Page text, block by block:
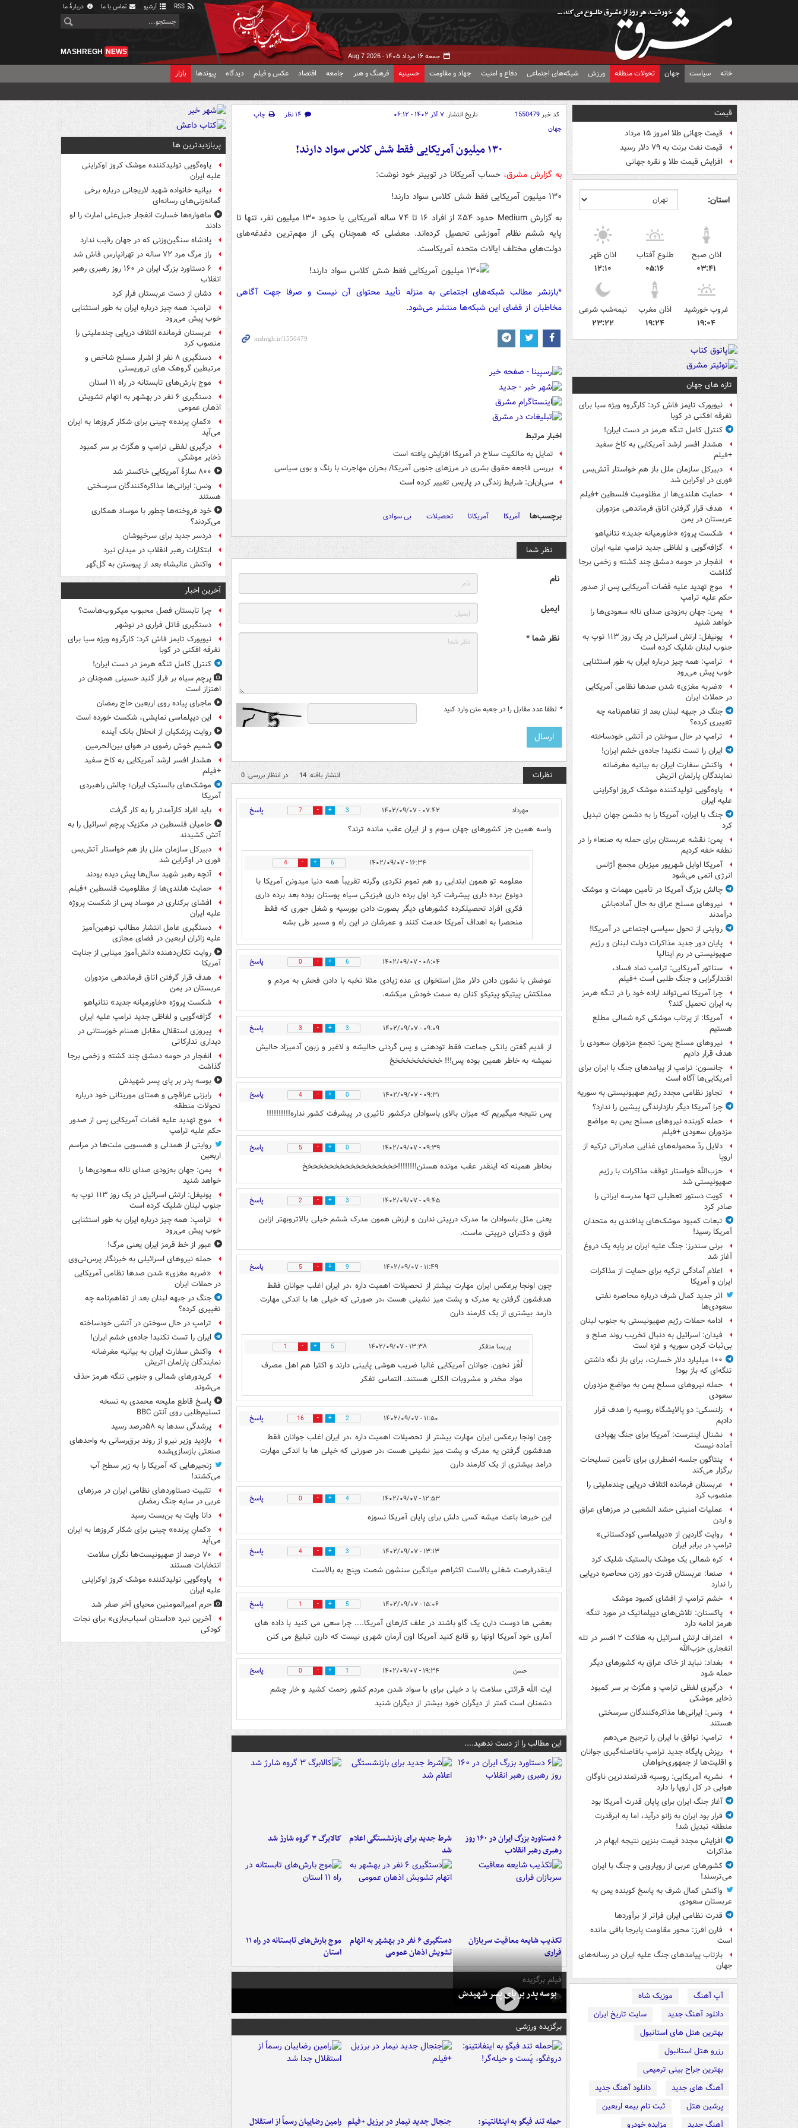
آرشیو تماس با ما دربارهٔ ما
جمعه ۱۶ مرداد ۱۴۰۵ - Aug 7 2026
MASHREGH NEWS
خانه سیاست جهان تحولات منطقه ورزش شبکه‌های اجتماعی دفاع و امنیت جهاد و مقاومت حسینیه فرهنگ و هنر جامعه اقتصاد عکس و فیلم دیدگاه پیوندها بازار
قیمت
قیمت جهانی طلا امروز ۱۵ مرداد
قیمت نفت برنت به ۷۹ دلار رسید
افزایش قیمت طلا و نقره جهانی
استان:
اذان صبح
۰۳:۴۱
طلوع آفتاب
۰۵:۱۶
اذان ظهر
۱۲:۱۰
غروب خورشید
۱۹:۰۴
اذان مغرب
۱۹:۲۴
نیمه‌شب شرعی
۲۳:۲۲
تازه های جهان
نیویورک تایمز فاش کرد: کارگروه ویژه سیا برای
تفرقه افکنی در کوبا
کنترل کامل تنگه هرمز در دست ایران!
هشدار افسر ارشد آمریکایی به کاخ سفید
+فیلم
دبیرکل سازمان ملل باز هم خواستار آتش‌بس
فوری در اوکراین شد
حمایت هلندی‌ها از مظلومیت فلسطین +فیلم
هدف قرار گرفتن اتاق‌ فرماندهی مزدوران
عربستان در یمن
شکست پروژه «خاورمیانه جدید» نتانیاهو
گزافه‌گویی و لفاظی جدید ترامپ علیه ایران
انفجار در حومه دمشق چند کشته و زخمی برجا
گذاشت
موج تهدید علیه قضات آمریکایی پس از صدور
حکم علیه ترامپ
یمن: جهان به‌زودی صدای ناله سعودی‌ها را
خواهد شنید
یونیفل: ارتش اسرائیل در یک روز ۱۱۳ توپ به
جنوب لبنان شلیک کرده است
ترامپ: همه چیز درباره ایران به طور استثنایی
خوب پیش می‌رود
«ضربه مغزی» شدن صدها نظامی آمریکایی
در حملات ایران
جنگ در جبهه لبنان بعد از تفاهم‌نامه چه
تغییری کرده؟
ترامپ در حال سوختن در آتشی خودساخته
ایران را تست نکنید! جاده‌ی خشم ایران!
واکنش سفارت ایران به بیانیه مغرضانه
نمایندگان پارلمان اتریش
یاوه‌گویی تولیدکننده موشک کروز اوکراینی
علیه ایران
جنگ با ایران، آمریکا را به دشمن جهان تبدیل
کرد
یمن: نقشه عربستان برای حمله به صنعاء را در
نطفه خفه کردیم
آمریکا اوایل شهریور میزبان مجمع آژانس
انرژی اتمی می‌شود
چالش بزرگ آمریکا در تأمین مهمات و موشک
نیروهای مسلح عراق به حال آماده‌باش
درآمدند
روایتی از تحول سیاسی اجتماعی در آمریکا!
پایان دور جدید مذاکرات دولت لبنان و رژیم
صهیونیستی در رم ایتالیا
سناتور آمریکایی: ترامپ نماد فساد،
اقتدارگرایی و جنگ طلبی است +فیلم
چرا آمریکا نمی‌تواند اراده خود را در تنگه هرمز
به ایران تحمیل کند؟
آمریکا: از پرتاب موشکی کره شمالی مطلع
هستیم
نیروهای مسلح یمن: تجمع مزدوران سعودی را
هدف قرار دادیم
جانسون: ترامپ از پیامدهای جنگ با ایران برای
آمریکایی‌ها آگاه است
تجاوز نظامی مجدد رژیم صهیونیستی به سوریه
چرا آمریکا دیگر بازدارندگی پیشین را ندارد؟
حمله کوبنده نیروهای مسلح یمن به مواضع
مزدوران سعودی +فیلم
دلایل ردّ محموله‌های غذایی صادراتی ترکیه از
اروپا
حزب‌الله خواستار توقف مذاکرات با رژیم
صهیونیستی شد
کویت دستور تعطیلی تنها مدرسه ایرانی را
صادر کرد
تبعات کمبود موشک‌های پدافندی به متحدان
آمریکا رسید!
برنی سندرز: جنگ علیه ایران بر پایه یک دروغ
آغاز شد
اعلام آمادگی ترکیه برای حمایت از مذاکرات
ایران و آمریکا
اثر جدید کمال شرف درباره محاصره نفتی
سعودی‌ها
ادامه حملات رژیم صهیونیستی به جنوب لبنان
فیدان: اسرائیل به دنبال تخریب روند صلح و
بی‌ثبات کردن سوریه و غزه است
۱۰۰ میلیارد دلار خسارت، برای باز نگه داشتن
تنگه‌ای که باز بود!
حمله نیروهای مسلح یمن به مواضع مزدوران
سعودی
زلنسکی: دو پالایشگاه روسیه را هدف قرار
دادیم
نشنال اینترست: آمریکا برای جنگ پهپادی
آماده نیست
پنتاگون جلسه اضطراری برای تأمین تسلیحات
برگزار می‌کند
عربستان فرمانده ائتلاف دریایی چندملیتی را
منصوب کرد
عملیات امنیتی حشد الشعبی در مرزهای عراق
و اردن
روایت گاردین از «دیپلماسی کودکستانی»
ترامپ در برابر ایران
کره شمالی یک موشک بالستیک شلیک کرد
صنعا: عربستان قدرت دور زدن محاصره دریایی
را ندارد
خشم ترامپ از افشای کمبود موشک
پاکستان: تلاش‌های دیپلماتیک در مورد تنگه
هرمز ادامه دارد
اعتراف ارتش اسرائیل به هلاکت ۲ افسر در تله
انفجاری حزب‌الله
بغداد: نباید از خاک عراق به کشورهای دیگر
حمله شود
درگیری لفظی ترامپ و هگزث بر سر کمبود
ذخایر موشکی
ونس: ایرانی‌ها مذاکره‌کنندگان سرسختی
هستند
ترامپ: توافق با ایران را ترجیح می‌دهم
ریزش پایگاه جدید ترامپ بافاصله‌گیری جوانان
و اقلیت‌ها از جمهوری‌خواهان
نشریه آمریکایی: روسیه قدرتمندترین ناوگان
هوایی در کل اروپا را دارد
آغاز جنگ ایران برای پایان قدرت آمریکا بود
قرار بود ایران به زانو درآید، اما به ابرقدرت
منطقه تبدیل شد!
افزایش مجدد قیمت بنزین نتیجه ابهام در
مذاکرات
کشورهای عربی از رویارویی و جنگ با ایران
می‌ترسند!
واکنش کمال شرف به پاسخ کوبنده یمن به
عربستان سعودی
قدرت نظامی ایران فراتر از برآوردها
فارن افرز: محور مقاومت پابرجا باقی مانده
است
بازتاب پیامدهای جنگ علیه ایران در رسانه‌های
جهان
آپ آهنگ
موزیک شاه
دانلود آهنگ جدید
سایت تاریخ ایران
بهترین هتل های استانبول
رزرو هتل استانبول
بهترین جراح بینی ترمیمی
آهنگ های جدید
دانلود آهنگ جدید
پرشین هتل
ثبت نام بیمه اربعین
آهنگ جدید
مزایده خودرو
کد خبر1550479 تاریخ انتشار: ۷ آذر ۱۴۰۲ - ۰۶:۱۲ ۱۴ نظر
چاپ
جهان
۱۳۰ میلیون آمریکایی فقط شش کلاس سواد دارند!
به گزارش مشرق، حساب آمریکانا در توییتر خود نوشت:
۱۳۰ میلیون آمریکایی فقط شش کلاس سواد دارند!
به گزارش Medium حدود ۵۴٪ از افراد ۱۶ تا ۷۴ ساله آمریکایی یا حدود ۱۳۰ میلیون نفر، تنها تا
پایه ششم نظام آموزشی تحصیل کرده‌اند. معضلی که همچنان یکی از مهم‌ترین دغدغه‌های
دولت‌های مختلف ایالات متحده آمریکاست.
*بازنشر مطالب شبکه‌های اجتماعی به منزله تأیید محتوای آن نیست و صرفا جهت آگاهی
مخاطبان از فضای این شبکه‌ها منتشر می‌شود.
اخبار مرتبط
تمایل به مالکیت سلاح در آمریکا افزایش یافته است
بررسی فاجعه حقوق بشری در مرزهای جنوبی آمریکا/ بحران مهاجرت با رنگ و بوی سیاسی
سی‌ان‌ان: شرایط زندگی در پاریس تغییر کرده است
برچسب‌ها آمریکا آمریکانا تحصیلات بی سوادی
نظر شما
نام
ایمیل
نظر شما *
* لطفا عدد مقابل را در جعبه متن وارد کنید
نظرات انتشار یافته: 14 در انتظار بررسی: 0
مهرداد ۰۷:۴۲ - ۱۴۰۲/۰۹/۰۷ 3
7 پاسخ
واسه همین جز کشورهای جهان سوم و از ایران عقب مانده ترند؟
۱۶:۳۴ - ۱۴۰۲/۰۹/۰۷ 6
4
معلومه تو همون ابتدایی رو هم تموم نکردی وگرنه تقریباً همه دنیا میدونن آمریکا با
دونوع برده داری پیشرفت کرد اول برده داری فیزیکی سیاه پوستان بوده بعد برده داری
فکری افراد تحصیلکرده کشورهای دیگر بصورت دادن بورسیه و شغل جوری که فقط
منحصرا به اهداف آمریکا خدمت کنند و عمرشان در این راه و مسیر طی بشه
۰۸:۰۴ - ۱۴۰۲/۰۹/۰۷ 6
0 پاسخ
عوضش با نشون دادن دلار مثل استخوان ی عده زیادی مثلا نخبه با دادن فحش به مردم و
مملکتش پیتیکو پیتیکو کنان به سمت خودش میکشه.
۰۹:۰۹ - ۱۴۰۲/۰۹/۰۷ 3
3 پاسخ
از قدیم گفتن یانکی جماعت فقط تودهنی و پس گردنی حالیشه و لاغیر و زبون آدمیزاد حالیش
نمیشه به خاطر همین بوده پس!!! خخخخخخخخخخ
۰۹:۳۱ - ۱۴۰۲/۰۹/۰۷ 0
4 پاسخ
پس نتیجه میگیریم که میزان بالای باسوادان درکشور تاثیری در پیشرفت کشور نداره!!!!!!!!!!
۰۹:۳۹ - ۱۴۰۲/۰۹/۰۷ 0
5 پاسخ
بخاطر همینه که اینقدر عقب مونده هستن!!!!!!!!خخخخخخخخخخخخخخخخخخ
۰۹:۴۵ - ۱۴۰۲/۰۹/۰۷ 3
2 پاسخ
یعنی مثل باسوادان ما مدرک درپیتی ندارن و ارزش همون مدرک ششم خیلی بالاتروبهتر ازاین
فوق و دکترای درپیتی ماست.
۱۱:۴۹ - ۱۴۰۲/۰۹/۰۷ 9
5 پاسخ
چون اونجا برعکس ایران مهارت بیشتر از تحصیلات اهمیت داره ،در ایران اغلب جوانان فقط
هدفشون گرفتن یه مدرک و پشت میز نشینی هست ،در صورتی که خیلی ها با اندکی مهارت
دارمد بیشتری از یک کارمند دارن
پریسا متفکر ۱۳:۳۸ - ۱۴۰۲/۰۹/۰۷ 5
1
لُغُز نخون. جوانان آمریکایی غالبا ضریب هوشی پایینی دارند و اکثرا هم اهل مصرف
مواد مخدر و مشروبات الکلی هستند. التماس تفکر
۱۱:۵۰ - ۱۴۰۲/۰۹/۰۷ 2
16 پاسخ
چون اونجا برعکس ایران مهارت بیشتر از تحصیلات اهمیت داره ،در ایران اغلب جوانان فقط
هدفشون گرفتن یه مدرک و پشت میز نشینی هست ،در صورتی که خیلی ها با اندکی مهارت
درامد بیشتری از یک کارمند دارن
۱۲:۵۳ - ۱۴۰۲/۰۹/۰۷ 4
0 پاسخ
این خبرها باعث میشه کسی دلش برای پایان آمریکا نسوزه
۱۳:۱۳ - ۱۴۰۲/۰۹/۰۷ 3
4 پاسخ
اینقدرفرصت شغلی بالاست اکثراهم میانگین سنشون شصت وپنج به بالاست
۱۵:۰۶ - ۱۴۰۲/۰۹/۰۷ 5
1 پاسخ
بعضی ها دوست دارن یک گاو باشند در علف کارهای آمریکا.... چرا سعی می کنید با داده های
آماری خود آمریکا اونها رو قانع کنید آمریکا اون آرمان شهری نیست که دارن تبلیغ می کنن
حسن ۱۹:۳۴ - ۱۴۰۲/۰۹/۰۷ 1
0 پاسخ
ایت الله قرائتی سلامت با د خیلی برای با سواد شدن مردم کشور زحمت کشید و خار چشم
دشمنان است کمتر از دیگران خورد بیشتر از دیگران شنید
این مطالب را از دست ندهید....
۶ دستاورد بزرگ ایران در ۱۶۰ روز
رهبری رهبر انقلاب
شرط جدید برای بازنشستگی اعلام
شد
کالابرگ ۳ گروه شارژ شد
تکذیب شایعه معافیت سربازان
فراری
دستگیری ۶ نفر در بهشهر به اتهام
تشویش اذهان عمومی
موج بارش‌های تابستانه در راه ۱۱
استان
فیلم برگزیده
بوسه‌ پدر بر پای پسر شهیدش
برگزیده ورزشی
حمله تند فیگو به اینفانتینو:
جنجال جدید نیمار در برزیل +فیلم رامین رضاییان رسماً از استقلال
پربازدیدترین ها
یاوه‌گویی تولیدکننده موشک کروز اوکراینی
علیه ایران
بیانیه خانواده شهید لاریجانی درباره برخی
گمانه‌زنی‌های رسانه‌ای
ماهواره‌ها خسارت انفجار جبل‌علی امارت را لو
دادند
پادشاه سنگین‌وزنی که در جهان رقیب ندارد
راز مرگ مرد ۷۲ ساله در تهرانپارس فاش شد
۶ دستاورد بزرگ ایران در ۱۶۰ روز رهبری رهبر
انقلاب
دشان از دست عربستان فرار کرد
ترامپ: همه چیز درباره ایران به طور استثنایی
خوب پیش می‌رود
عربستان فرمانده ائتلاف دریایی چندملیتی را
منصوب کرد
دستگیری ۸ نفر از اشرار مسلح شاخص و
مرتبطین گروهک های تروریستی
موج بارش‌های تابستانه در راه ۱۱ استان
دستگیری ۶ نفر در بهشهر به اتهام تشویش
اذهان عمومی
«کمانِ پرنده» چینی برای شکار کروزها به ایران
می‌آید
درگیری لفظی ترامپ و هگزث بر سر کمبود
ذخایر موشکی
۸۰۰ سازۀ آمریکایی خاکستر شد
ونس: ایرانی‌ها مذاکره‌کنندگان سرسختی
هستند
خود فروخته‌ها چطور با موساد همکاری
می‌کردند؟
دردسر جدید برای سرخپوشان
ابتکارات رهبر انقلاب در میدان نبرد
واکنش عالیشاه بعد از پیوستن به گل‌گهر
آخرین اخبار
چرا تابستان فصل محبوب میکروب‌هاست؟
دستگیری قاتل فراری در نوشهر
نیویورک تایمز فاش کرد: کارگروه ویژه سیا برای
تفرقه افکنی در کوبا
کنترل کامل تنگه هرمز در دست ایران!
پرچم سیاه بر فراز گنبد حسینی همچنان در
اهتزاز است
ماجرای پیاده روی اربعین حاج رمضان
این دیپلماسی نمایشی، شکست خورده است
روایت پزشکیان از انحلال بانک آینده
شمیم خوش رضوی در هوای بین‌الحرمین
هشدار افسر ارشد آمریکایی به کاخ سفید
+فیلم
موشک‌های بالستیک ایران؛ چالش راهبردی
آمریکا
باید افراد کارآمدتر را به کار گرفت
حامیان فلسطین در مکزیک پرچم اسرائیل را به
آتش کشیدند
دبیرکل سازمان ملل باز هم خواستار آتش‌بس
فوری در اوکراین شد
آنچه رهبر شهید سال‌ها پیش دیده بودند
حمایت هلندی‌ها از مظلومیت فلسطین +فیلم
افشای برکناری در موساد پس از شکست پروژه
علیه ایران
دستگیری عامل انتشار مطالب توهین‌آمیز
علیه زائران اربعین در فضای مجازی
روایت تکان‌دهنده دانش‌آموز مینابی از جنایت
آمریکا
هدف قرار گرفتن اتاق‌ فرماندهی مزدوران
عربستان در یمن
شکست پروژه «خاورمیانه جدید» نتانیاهو
گزافه‌گویی و لفاظی جدید ترامپ علیه ایران
پیروزی استقلال مقابل همنام خوزستانی در
دیداری تدارکاتی
انفجار در حومه دمشق چند کشته و زخمی برجا
گذاشت
بوسه‌ پدر بر پای پسر شهیدش
رایزنی عراقچی و همتای موریتانی خود درباره
تحولات منطقه
موج تهدید علیه قضات آمریکایی پس از صدور
حکم علیه ترامپ
روایتی از همدلی و همسویی ملت‌ها در مراسم
اربعین
یمن: جهان به‌زودی صدای ناله سعودی‌ها را
خواهد شنید
یونیفل: ارتش اسرائیل در یک روز ۱۱۳ توپ به
جنوب لبنان شلیک کرده است
ترامپ: همه چیز درباره ایران به طور استثنایی
خوب پیش می‌رود
عبور از خط قرمز ایران یعنی مرگ!
حمله نیروهای اسرائیلی به خبرنگار پرس‌تی‌وی
«ضربه مغزی» شدن صدها نظامی آمریکایی
در حملات ایران
جنگ در جبهه لبنان بعد از تفاهم‌نامه چه
تغییری کرده؟
ترامپ در حال سوختن در آتشی خودساخته
ایران را تست نکنید! جاده‌ی خشم ایران!
واکنش سفارت ایران به بیانیه مغرضانه
نمایندگان پارلمان اتریش
کریدورهای شمالی و جنوبی تنگه هرمز حذف
می‌شوند
پاسخ قاطع ملیحه محمدی به نسخه
تسلیم‌طلبی روی آنتن BBC
پرشدگی سدها به ۵۸درصد رسید
بازدید وزیر نیرو از روند برق‌رسانی به واحدهای
صنعتی بازسازی‌شده
زنجیرهایی که آمریکا را به زیر سطح آب
می‌کشند!
تثبیت دستاوردهای نظامی ایران در مرزهای
غربی در سایه جنگ رمضان
دانا وایت به بن‌بست رسید
«کمانِ پرنده» چینی برای شکار کروزها به ایران
می‌آید
۷۰ درصد از صهیونیست‌ها نگران سلامت
انتخابات هستند
یاوه‌گویی تولیدکننده موشک کروز اوکراینی
علیه ایران
حرم امیرالمومنین محیای آخر صفر شد
آخرین نبرد «داستان اسباب‌بازی» برای نجات
کودکی